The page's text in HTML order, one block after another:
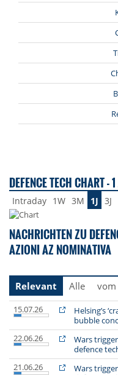
DEFENCE TECH CHART -
Intraday 1W 3M 1J 3J
NACHRICHTEN ZU
AZIONI AZ NOMINATIVA
Relevant
Alle vom
15.07.26
Helsing’s
bubble
22.06.26
Wars
defence
21.06.26
Wars